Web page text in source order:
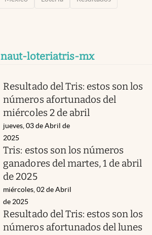
naut-loteriatris-mx
Resultado del Tris: estos son los
números afortunados del
miércoles 2 de abril
jueves, 03 de Abril de
2025
Tris: estos son los números
ganadores del martes, 1 de abril
de 2025
miércoles, 02 de Abril
de 2025
Resultado del Tris: estos son los
números afortunados del lunes